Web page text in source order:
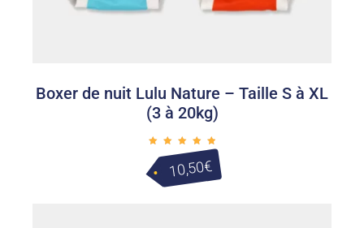
Boxer de nuit Lulu Nature – Taille S à XL
(3 à 20kg)
Note
5.00
sur 5
10,50€